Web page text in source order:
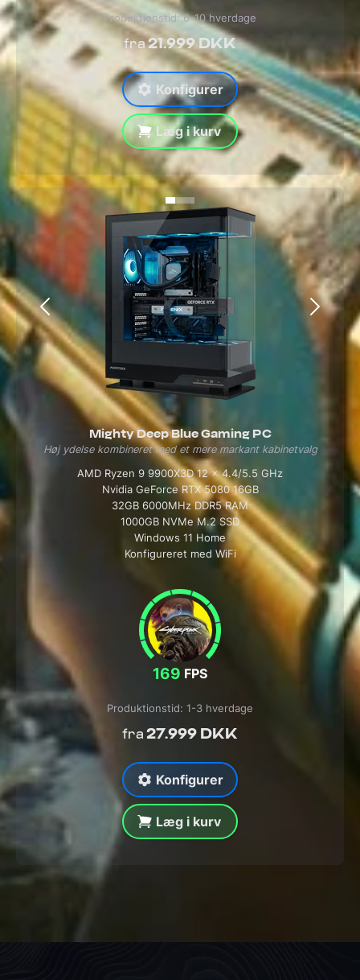
fra21.999 DKK
Produktionstid: 6-10 hverdage
Konfigurer
Læg i kurv
Mighty Deep Blue Gaming PC
Høj ydelse kombineret med et mere markant kabinetvalg
AMD Ryzen 9 9900X3D 12 x 4.4/5.5 GHz
Nvidia GeForce RTX 5080 16GB
32GB 6000MHz DDR5 RAM
1000GB NVMe M.2 SSD
Windows 11 Home
Konfigureret med WiFi
169 FPS
fra 27.999 DKK
Produktionstid: 1-3 hverdage
Konfigurer
Læg i kurv